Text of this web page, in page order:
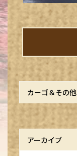
カーゴ＆その他
アーカイブ